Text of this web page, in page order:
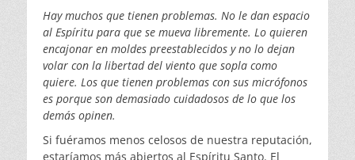
Hay muchos que tienen problemas. No le dan espacio
al Espíritu para que se mueva libremente. Lo quieren
encajonar en moldes preestablecidos y no lo dejan
volar con la libertad del viento que sopla como
quiere. Los que tienen problemas con sus micrófonos
es porque son demasiado cuidadosos de lo que los
demás opinen.
Si fuéramos menos celosos de nuestra reputación,
estaríamos más abiertos al Espíritu Santo. El